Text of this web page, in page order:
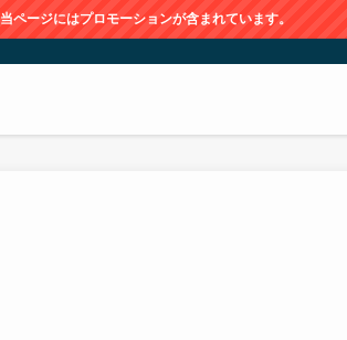
当ページにはプロモーションが含まれています。